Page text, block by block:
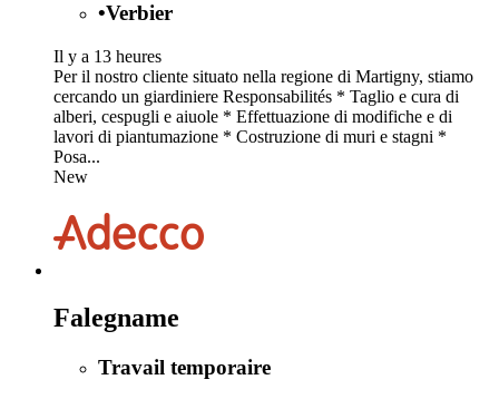
•Verbier
Il y a 13 heures
Per il nostro cliente situato nella regione di Martigny, stiamo
cercando un giardiniere Responsabilités * Taglio e cura di
alberi, cespugli e aiuole * Effettuazione di modifiche e di
lavori di piantumazione * Costruzione di muri e stagni *
Posa...
New
Falegname
Travail temporaire